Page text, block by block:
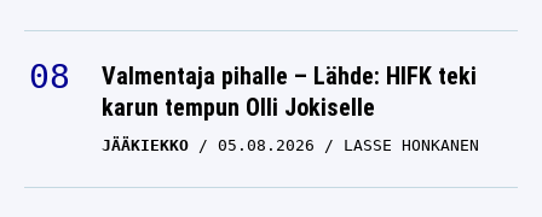
Valmentaja pihalle – Lähde: HIFK teki
karun tempun Olli Jokiselle
JÄÄKIEKKO 05.08.2026 LASSE HONKANEN